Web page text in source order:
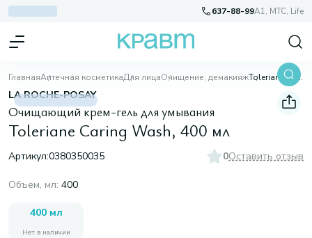
637-88-99A1, МТС, Life
ГлавнаяАптечная косметикаДля лицаОчищение, демакияж Toleriane Caring Wash, 400 мл
LA ROCHE-POSAY
Очищающий крем-гель для умывания
Toleriane Caring Wash, 400 мл
Артикул:0380350035 0Оставить отзыв
Объем, мл: 400
400 мл
Нет в наличии